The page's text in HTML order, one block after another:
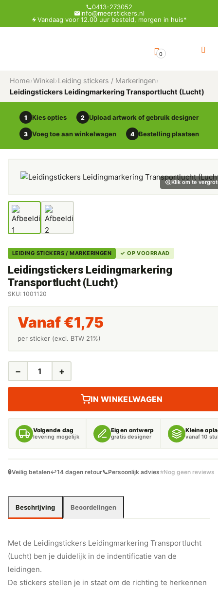
0413-273052
info@meerstickers.nl
Vandaag voor 12.00 uur besteld, morgen in huis*
0
Home›Winkel›Leiding stickers / Markeringen›
Leidingstickers Leidingmarkering Transportlucht (Lucht)
1 Kies opties 2 Upload artwork of gebruik designer
3 Voeg toe aan winkelwagen 4 Bestelling plaatsen
Klik om te
LEIDING STICKERS / MARKERINGEN ✓ OP VOORRAAD
Leidingstickers Leidingmarkering
Transportlucht (Lucht)
SKU: 1001120
Vanaf €1,75
per sticker (excl. BTW 21%)
LEIDINGSTICKERS
− +
IN WINKELWAGEN
Volgende dag
levering mogelijk
Eigen ontwerp
gratis designer
Kleine
vanaf 10
🔒Veilig betalen↩️14 dagen retour📞Persoonlijk advies⭐Nog geen reviews
Beschrijving Beoordelingen
Met de Leidingstickers Leidingmarkering Transportlucht
(Lucht) ben je duidelijk in de indentificatie van de
leidingen.
De stickers stellen je in staat om de richting te herkennen